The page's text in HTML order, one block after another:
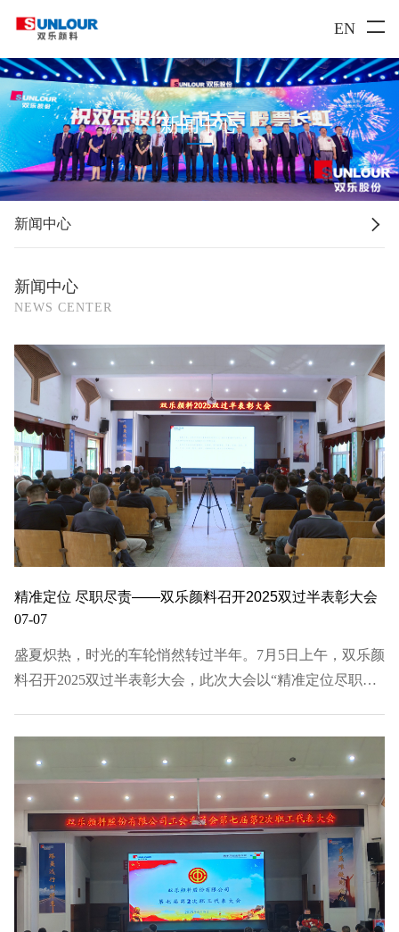
EN
新闻中心
新闻中心 
新闻中心
NEWS CENTER
精准定位 尽职尽责——双乐颜料召开2025双过半表彰大会
07-07
盛夏炽热，时光的车轮悄然转过半年。7月5日上午，双乐颜
料召开2025双过半表彰大会，此次大会以“精准定位尽职尽
会，泰兴公司视频参会。会议伊始，全体人员一同深入…